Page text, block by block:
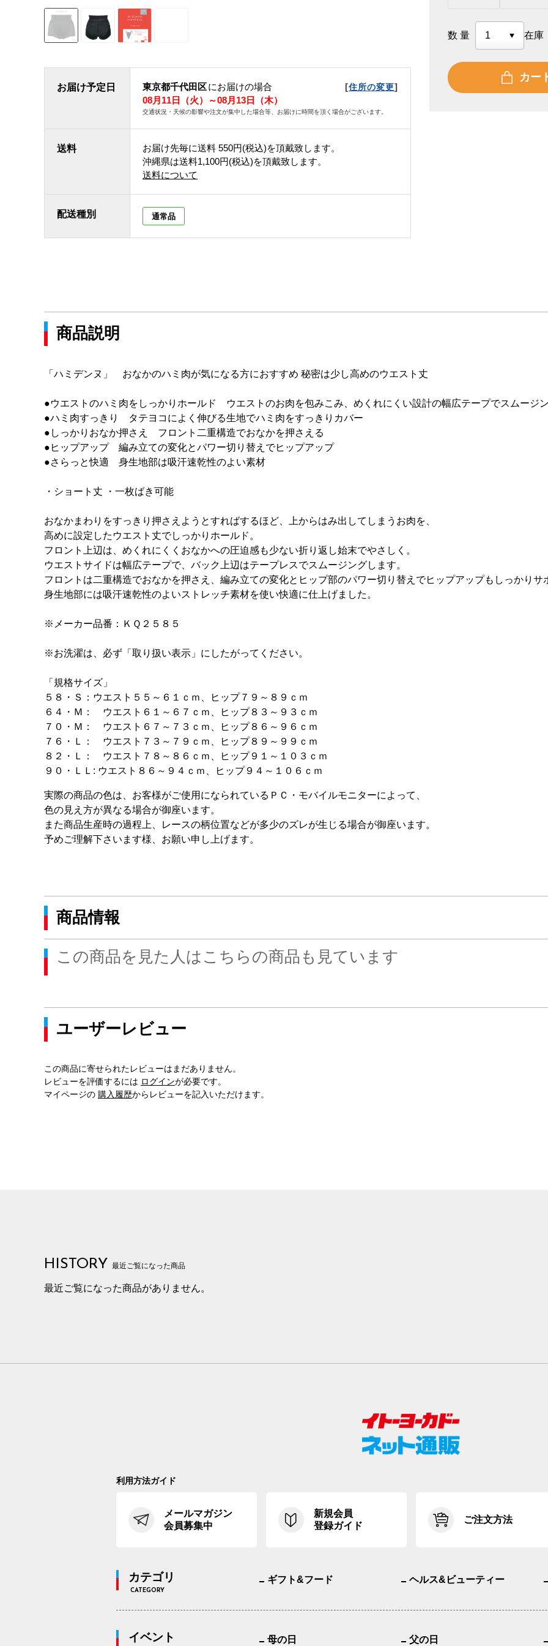
お届け予定日 東京都千代田区にお届けの場合 [住所の変更]
08月11日（火）～08月13日（木）
交通状況・天候の影響や注文が集中した場合等、お届けに時間を頂く場合がございます。
送料 お届け先毎に送料 550円(税込)を頂戴致します。
沖縄県は送料1,100円(税込)を頂戴致します。
送料について
配送種別 通常品
数量 在庫
カー
商品説明
「ハミデンヌ」 おなかのハミ肉が気になる方におすすめ 秘密は少し高めのウエスト丈
●ウエストのハミ肉をしっかりホールド ウエストのお肉を包みこみ、めくれにくい設計の幅広テープでスムージ
●ハミ肉すっきり タテヨコによく伸びる生地でハミ肉をすっきりカバー
●しっかりおなか押さえ フロント二重構造でおなかを押さえる
●ヒップアップ 編み立ての変化とパワー切り替えでヒップアップ
●さらっと快適 身生地部は吸汗速乾性のよい素材
・ショート丈 ・一枚ばき可能
おなかまわりをすっきり押さえようとすればするほど、上からはみ出してしまうお肉を、
高めに設定したウエスト丈でしっかりホールド。
フロント上辺は、めくれにくくおなかへの圧迫感も少ない折り返し始末でやさしく。
ウエストサイドは幅広テープで、バック上辺はテープレスでスムージングします。
フロントは二重構造でおなかを押さえ、編み立ての変化とヒップ部のパワー切り替えでヒップアップもしっかりサ
身生地部には吸汗速乾性のよいストレッチ素材を使い快適に仕上げました。
※メーカー品番：ＫＱ２５８５
※お洗濯は、必ず「取り扱い表示」にしたがってください。
「規格サイズ」
５８・Ｓ：ウエスト５５～６１ｃｍ、ヒップ７９～８９ｃｍ
６４・Ｍ： ウエスト６１～６７ｃｍ、ヒップ８３～９３ｃｍ
７０・Ｍ： ウエスト６７～７３ｃｍ、ヒップ８６～９６ｃｍ
７６・Ｌ： ウエスト７３～７９ｃｍ、ヒップ８９～９９ｃｍ
８２・Ｌ： ウエスト７８～８６ｃｍ、ヒップ９１～１０３ｃｍ
９０・ＬＬ: ウエスト８６～９４ｃｍ、ヒップ９４～１０６ｃｍ
実際の商品の色は、お客様がご使用になられているＰＣ・モバイルモニターによって、
色の見え方が異なる場合が御座います。
また商品生産時の過程上、レースの柄位置などが多少のズレが生じる場合が御座います。
予めご理解下さいます様、お願い申し上げます。
商品情報
この商品を見た人はこちらの商品も見ています
ユーザーレビュー
この商品に寄せられたレビューはまだありません。
レビューを評価するには ログインが必要です。
マイページの 購入履歴からレビューを記入いただけます。
HISTORY 最近ご覧になった商品
最近ご覧になった商品がありません。
利用方法ガイド
メールマガジン
会員募集中
新規会員
登録ガイド
ご注文方法
カテゴリ
CATEGORY
ギフト&フード ヘルス&ビューティー
イベント 母の日 父の日